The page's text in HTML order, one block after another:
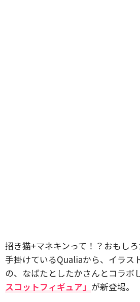
招き猫+マネキンって！？おもし
手掛けているQualiaから、イラス
の、なばたとしたかさんとコラボ
スコットフィギュア」 が新登場。